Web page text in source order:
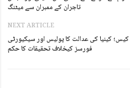
تاجران کے ممبران سے میٹنگ
NEXT ARTICLE
کینیا کی عدالت کا پولیس اور سیکیورٹی
فورسز کیخلاف تحقیقات کا حکم